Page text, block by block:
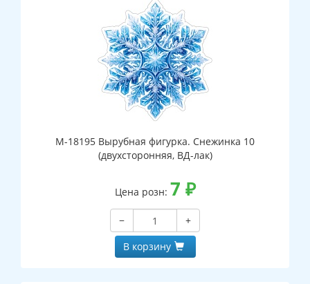
М-18195 Вырубная фигурка. Снежинка 10
(двухсторонняя, ВД-лак)
Цена розн: 7 ₽
−
+
В корзину